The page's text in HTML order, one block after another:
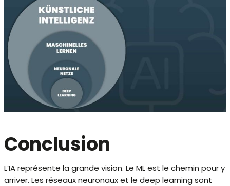
Conclusion
L’IA représente la grande vision. Le ML est le chemin pour y
arriver. Les réseaux neuronaux et le deep learning sont